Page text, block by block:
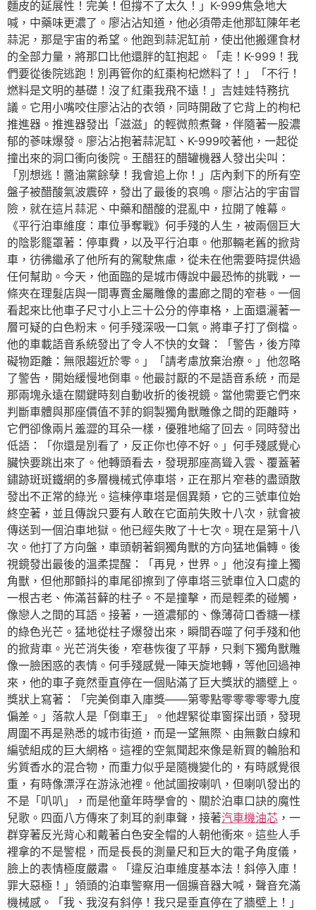
麵皮的延展性！完美！但撐不了太久！」K-999焦急地大
喊，中藥味更濃了。廖沾沾知道，他必須帶走他那缸陳年老
蒜泥，那是宇宙的希望。他跑到蒜泥缸前，使出他搬運食材
的全部力量，將那口比他還胖的缸抱起。「走！K-999！我
們要從後院逃跑！別再管你的紅棗枸杞燃料了！」「不行！
燃料是文明的基礎！沒了紅棗我飛不遠！」吉娃娃特務抗
議。它用小嘴咬住廖沾沾的衣領，同時開啟了它背上的枸杞
推進器。推進器發出「滋滋」的輕微煎煮聲，伴隨著一股濃
郁的蔘味爆發。廖沾沾抱著蒜泥缸、K-999咬著他，一起從
撞出來的洞口衝向後院。王醋狂的醋罐機器人發出尖叫：
「別想逃！醬油黨餘孽！我會追上你！」店內剩下的所有空
盤子被醋酸氣波震碎，發出了最後的哀鳴。廖沾沾的宇宙冒
險，就在這片蒜泥、中藥和醋酸的混亂中，拉開了帷幕。
《平行泊車維度：車位爭奪戰》何手殘的人生，被兩個巨大
的陰影籠罩著：停車費，以及平行泊車。他那輛老舊的掀背
車，彷彿繼承了他所有的駕駛焦慮，從未在他需要時提供過
任何幫助。今天，他面臨的是城市傳說中最恐怖的挑戰，一
條夾在理髮店與一間專賣金屬雕像的畫廊之間的窄巷。一個
看起來比他車子尺寸小上三十公分的停車格，上面還灑著一
層可疑的白色粉末。何手殘深吸一口氣。將車子打了倒檔。
他的車載語音系統發出了令人不快的女聲：「警告，後方障
礙物距離：無限趨近於零。」「請考慮放棄治療。」他忽略
了警告，開始緩慢地倒車。他最討厭的不是語音系統，而是
那兩塊永遠在關鍵時刻自動收折的後視鏡。當他需要它們來
判斷車體與那座價值不菲的銅製獨角獸雕像之間的距離時，
它們卻像兩片羞澀的耳朵一樣，優雅地縮了回去。同時發出
低語：「你還是別看了，反正你也停不好。」何手殘感覺心
臟快要跳出來了。他轉頭看去，發現那座高聳入雲、覆蓋著
鏽跡斑斑鐵網的多層機械式停車塔，正在那片窄巷的盡頭散
發出不正常的綠光。這棟停車塔是個異類，它的三號車位始
終空著，並且傳說只要有人敢在它面前失敗十八次，就會被
傳送到一個泊車地獄。他已經失敗了十七次。現在是第十八
次。他打了方向盤，車頭朝著銅獨角獸的方向猛地偏轉。後
視鏡發出最後的溫柔提醒：「再見，世界。」他沒有撞上獨
角獸，但他那顫抖的車尾卻擦到了停車塔三號車位入口處的
一根古老、佈滿苔蘚的柱子。不是撞擊，而是輕柔的碰觸，
像戀人之間的耳語。接著，一道濃郁的、像薄荷口香糖一樣
的綠色光芒。猛地從柱子爆發出來，瞬間吞噬了何手殘和他
的掀背車。光芒消失後，窄巷恢復了平靜，只剩下獨角獸雕
像一臉困惑的表情。何手殘感覺一陣天旋地轉，等他回過神
來，他的車子竟然垂直停在一個貼滿了巨大獎狀的牆壁上。
獎狀上寫著：「完美倒車入庫獎——第零點零零零零零九度
偏差。」落款人是「倒車王」。他趕緊從車窗探出頭，發現
周圍不再是熟悉的城市街道，而是一望無際、由無數白線和
編號組成的巨大網格。這裡的空氣聞起來像是新買的輪胎和
劣質香水的混合物，而重力似乎是隨機變化的，有時感覺很
重，有時像漂浮在游泳池裡。他試圖按喇叭，但喇叭發出的
不是「叭叭」，而是他童年時學會的、關於泊車口訣的魔性
兒歌。四面八方傳來了刺耳的剎車聲，接著汽車機油芯 ，一
群穿著反光背心和戴著白色安全帽的人朝他衝來。這些人手
裡拿的不是警棍，而是長長的測量尺和巨大的電子角度儀，
臉上的表情極度嚴肅。「違反泊車維度基本法！斜停入庫！
罪大惡極！」領頭的泊車警察用一個擴音器大喊，聲音充滿
機械感。「我、我沒有斜停！我只是垂直停在了牆壁上！」